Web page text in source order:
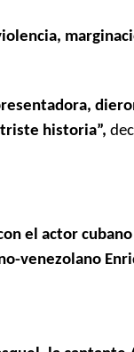
historia”,
el actor
venezolano